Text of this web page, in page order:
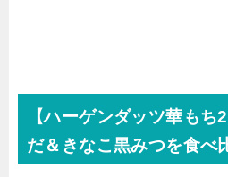
【ハーゲンダッツ華も
だ＆きなこ黒みつを食べ